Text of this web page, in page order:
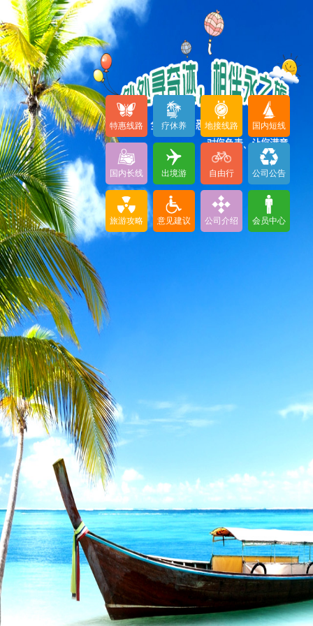
特惠线路 疗休养 地接线路 国内短线
国内长线 出境游 自由行 公司公告
旅游攻略 意见建议 公司介绍 会员中心